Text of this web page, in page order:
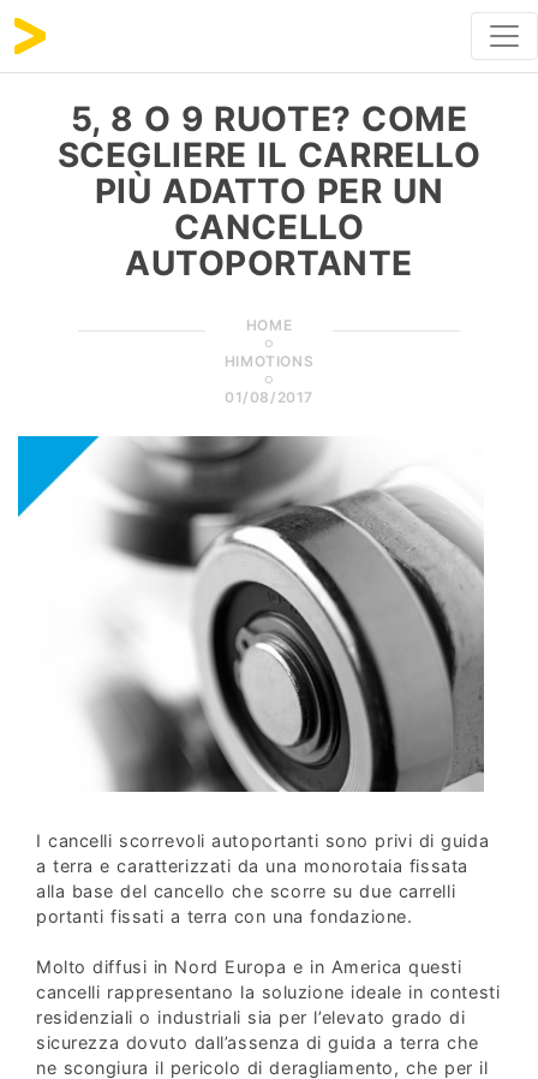
5, 8 O 9 RUOTE? COME
SCEGLIERE IL CARRELLO
PIÙ ADATTO PER UN
CANCELLO
AUTOPORTANTE
HOME
HIMOTIONS
01/08/2017
I cancelli scorrevoli autoportanti sono privi di guida
a terra e caratterizzati da una monorotaia fissata
alla base del cancello che scorre su due carrelli
portanti fissati a terra con una fondazione.
Molto diffusi in Nord Europa e in America questi
cancelli rappresentano la soluzione ideale in contesti
residenziali o industriali sia per l’elevato grado di
sicurezza dovuto dall’assenza di guida a terra che
ne scongiura il pericolo di deragliamento, che per il